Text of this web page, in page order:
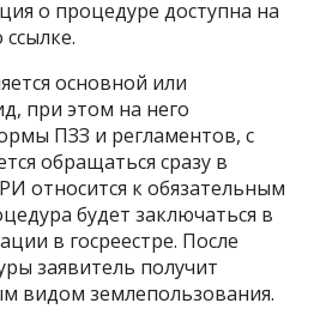
о процедуре доступна на
основной или
при этом на него
ПЗЗ и регламентов, с
обращаться сразу в
относится к обязательным
будет заключаться в
в госреестре. После
заявитель получит
видом землепользования.